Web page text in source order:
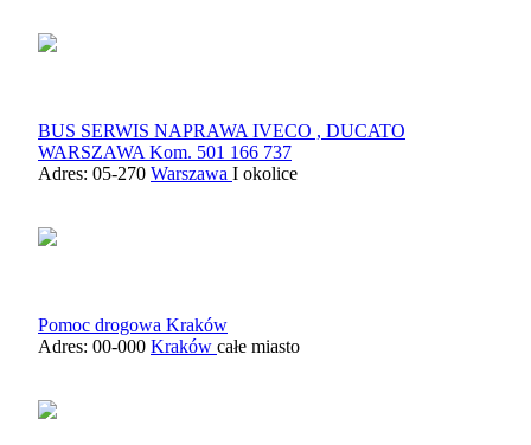
BUS SERWIS NAPRAWA IVECO , DUCATO
WARSZAWA Kom. 501 166 737
Adres: 05-270 Warszawa I okolice
Pomoc drogowa Kraków
Adres: 00-000 Kraków całe miasto